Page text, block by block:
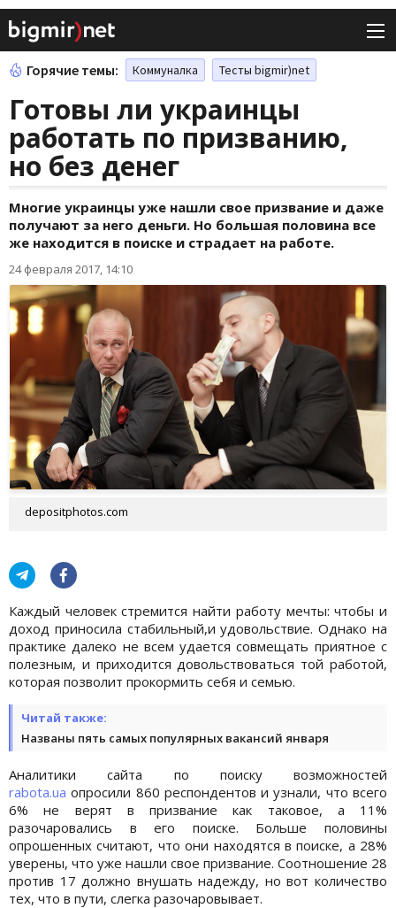
Горячие темы: Коммуналка Тесты bigmir)net
Готовы ли украинцы
работать по призванию,
но без денег
Многие украинцы уже нашли свое призвание и даже
получают за него деньги. Но большая половина все
же находится в поиске и страдает на работе.
24 февраля 2017, 14:10
depositphotos.com
Каждый человек стремится найти работу мечты: чтобы и
доход приносила стабильный,и удовольствие. Однако на
практике далеко не всем удается совмещать приятное с
полезным, и приходится довольствоваться той работой,
которая позволит прокормить себя и семью.
Читай также:
Названы пять самых популярных вакансий января
Аналитики сайта по поиску возможностей
rabota.ua опросили 860 респондентов и узнали, что всего
6% не верят в призвание как таковое, а 11%
разочаровались в его поиске. Больше половины
опрошенных считают, что они находятся в поиске, а 28%
уверены, что уже нашли свое призвание. Соотношение 28
против 17 должно внушать надежду, но вот количество
тех, что в пути, слегка разочаровывает.